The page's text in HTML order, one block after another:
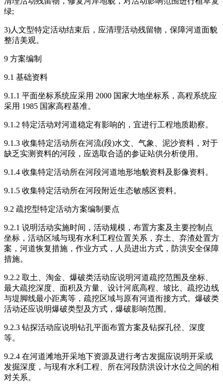
绿;
3)人文型特定活动结束后，应清理活动残留物，保障河道面貌
整洁美观。
9 方案编制
9.1 基础资料
9.1.1 平面坐标系统应采用 2000 国家大地坐标系，高程系统应
采用 1985 国家高程基准。
9.1.2 特定活动对河道稳定有影响的，宜进行工程地质勘察。
9.1.3 收集特定活动所在河流(段)水文、气象、泥沙资料，对于
缺乏实测资料的河段，应选取合适的参证站供分析使用。
9.1.4 收集特定活动所在河段河道地形地貌资料及影像资料。
9.1.5 收集特定活动所在河段附近生态敏感区资料。
9.2 疏挖型特定活动方案编制要点
9.2.1 说明活动实施时间，活动规模，布置方案及主要控制点
坐标，活动区域与现有水利工程位置关系，弃土、弃渣处置方
案，河道恢复措施，作业方式，人员进出方式，防洪安全保障
措施。
9.2.2 取土、淘金、爆破类活动应说明河道疏挖范围及坐标、
最大疏挖深度、面积及方量、设计河底高程、坡比、疏挖边线
与堤脚线最小距离等，疏挖区域与原有河道衔接方式。爆破类
活动还应说明爆破类型及方式，爆破影响范围。
9.2.3 钻探活动应说明钻孔平面布置方案及钻探孔径、深度
等。
9.2.4 在河道滩地开采地下资源及进行考古发掘应说明开采或
发掘深度，与现有水利工程、所在河段防洪设计水位之间的相
对关系。